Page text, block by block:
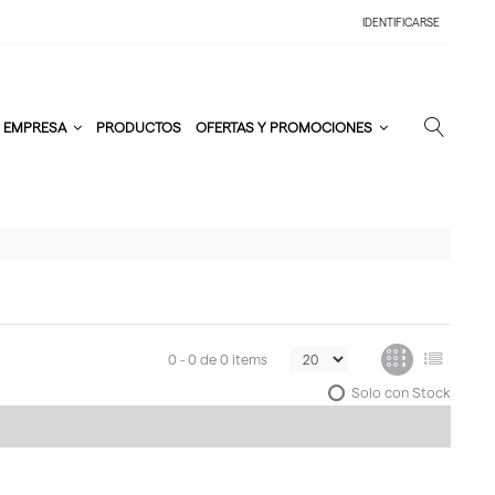
IDENTIFICARSE
EMPRESA PRODUCTOS OFERTAS Y PROMOCIONES
0 - 0 de 0 items
Solo con Stock